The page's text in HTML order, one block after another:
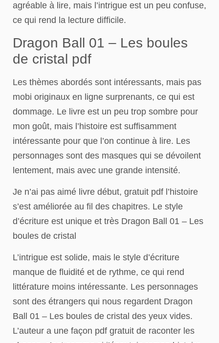
agréable à lire, mais l’intrigue est un peu confuse,
ce qui rend la lecture difficile.
Dragon Ball 01 – Les boules
de cristal pdf
Les thèmes abordés sont intéressants, mais pas
mobi originaux en ligne surprenants, ce qui est
dommage. Le livre est un peu trop sombre pour
mon goût, mais l’histoire est suffisamment
intéressante pour que l’on continue à lire. Les
personnages sont des masques qui se dévoilent
lentement, mais avec une grande intensité.
Je n’ai pas aimé livre début, gratuit pdf l’histoire
s’est améliorée au fil des chapitres. Le style
d’écriture est unique et très Dragon Ball 01 – Les
boules de cristal
L’intrigue est solide, mais le style d’écriture
manque de fluidité et de rythme, ce qui rend
littérature moins intéressante. Les personnages
sont des étrangers qui nous regardent Dragon
Ball 01 – Les boules de cristal des yeux vides.
L’auteur a une façon pdf gratuit de raconter les